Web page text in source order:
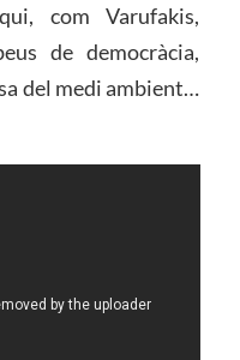
com Varufakis,
de democràcia,
del medi ambient…